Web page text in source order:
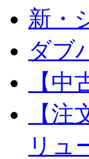
新・
ダブ
【
【
リュ